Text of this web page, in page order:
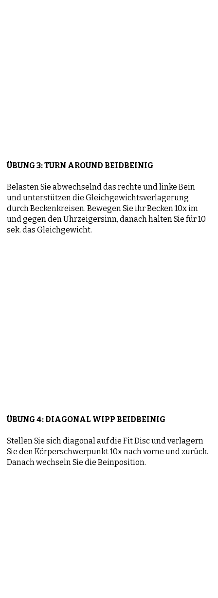
ÜBUNG 3: TURN AROUND BEIDBEINIG
Belasten Sie abwechselnd das rechte und linke Bein
und unterstützen die Gleichgewichtsverlagerung
durch Beckenkreisen. Bewegen Sie ihr Becken 10x im
und gegen den Uhrzeigersinn, danach halten Sie für 10
sek. das Gleichgewicht.
ÜBUNG 4: DIAGONAL WIPP BEIDBEINIG
Stellen Sie sich diagonal auf die Fit Disc und verlagern
Sie den Körperschwerpunkt 10x nach vorne und zurück.
Danach wechseln Sie die Beinposition.